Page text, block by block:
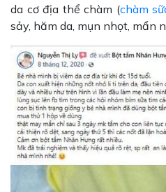
da cơ địa thể chàm (chàm
sảy, hăm da, mụn nhọt, mẩn